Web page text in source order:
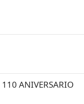
ANIVERSARIO